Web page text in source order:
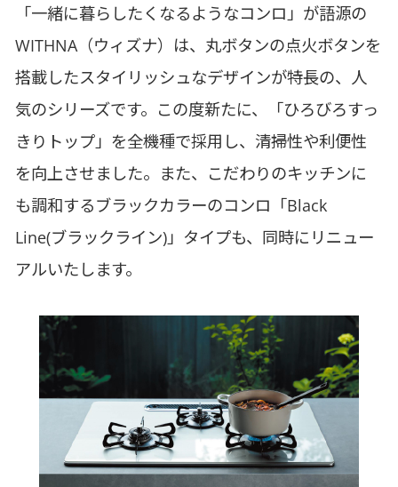
「一緒に暮らしたくなるようなコンロ」が語源の
WITHNA（ウィズナ）は、丸ボタンの点火ボタンを
搭載したスタイリッシュなデザインが特長の、人
気のシリーズです。この度新たに、「ひろびろすっ
きりトップ」を全機種で採用し、清掃性や利便性
を向上させました。また、こだわりのキッチンに
も調和するブラックカラーのコンロ「Black
Line(ブラックライン)」タイプも、同時にリニュー
アルいたします。